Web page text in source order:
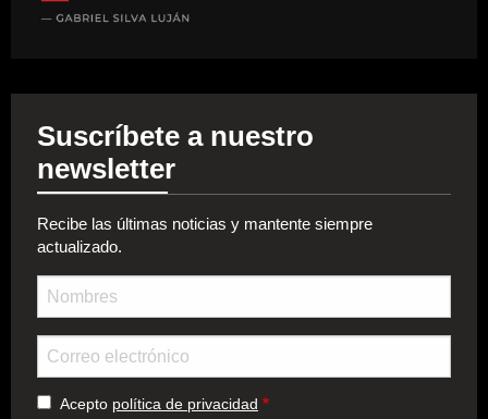
Suscríbete a nuestro
newsletter
Recibe las últimas noticias y mantente siempre
actualizado.
Acepto política de privacidad